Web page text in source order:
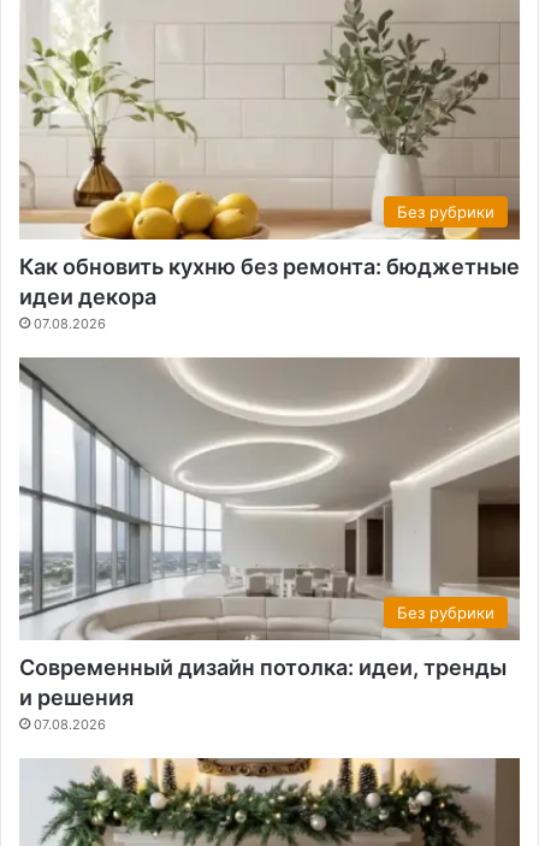
Без рубрики
Как обновить кухню без ремонта: бюджетные
идеи декора
07.08.2026
Без рубрики
Современный дизайн потолка: идеи, тренды
и решения
07.08.2026